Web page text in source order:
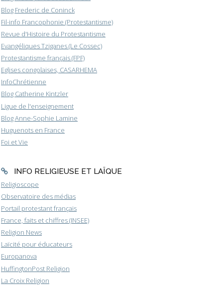
Blog Frederic de Coninck
Fil-info Francophonie (Protestantisme)
Revue d'Histoire du Protestantisme
Evangéliques Tziganes (Le Cossec)
Protestantisme français (FPF)
Eglises congolaises, CASARHEMA
InfoChrétienne
Blog Catherine Kintzler
Ligue de l'enseignement
Blog Anne-Sophie Lamine
Huguenots en France
Foi et Vie
INFO RELIGIEUSE ET LAÏQUE
Religioscope
Observatoire des médias
Portail protestant français
France, faits et chiffres (INSEE)
Religion News
Laïcité pour éducateurs
Europanova
HuffingtonPost Religion
La Croix Religion